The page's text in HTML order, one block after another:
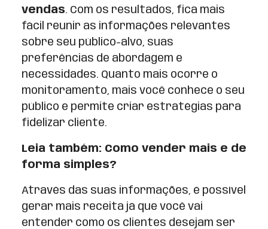
vendas. Com os resultados, fica mais
fácil reunir as informações relevantes
sobre seu público-alvo, suas
preferências de abordagem e
necessidades. Quanto mais ocorre o
monitoramento, mais você conhece o seu
público e permite criar estratégias para
fidelizar cliente.
Leia também: Como vender mais e de
forma simples?
Através das suas informações, é possível
gerar mais receita já que você vai
entender como os clientes desejam ser